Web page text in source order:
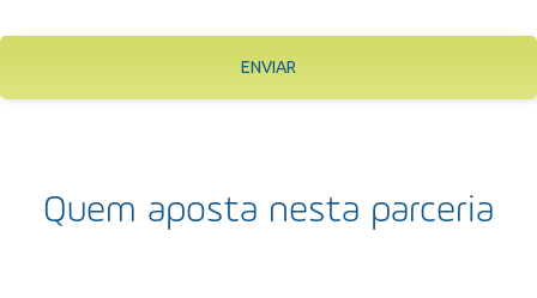
ENVIAR
Quem aposta nesta parceria